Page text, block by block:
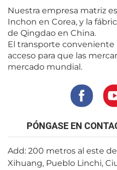
Nuestra empresa matriz
Inchon en Corea, y la
de Qingdao en China.
El transporte conveniente
acceso para que las
mercado mundial.
PÓNGASE EN
Add: 200 metros al este
Xihuang, Pueblo Linchi,